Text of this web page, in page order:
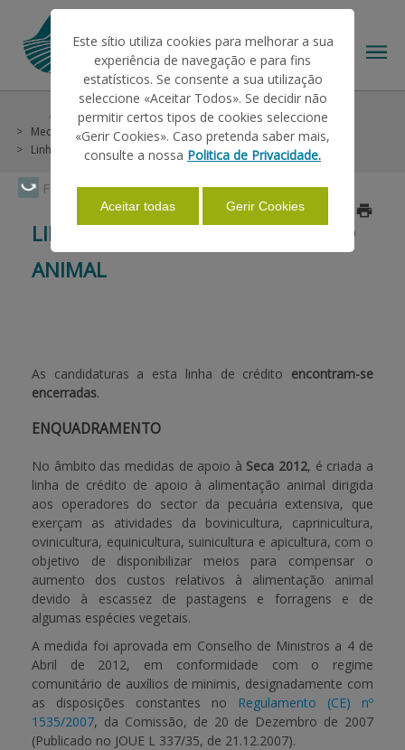
Faça Swipe para ver o menu
O IFAP
AJUDAS/APOIOS
INFORMAÇÕES
PAGAMENTOS
Entrar / Registar
Ajudas/Apoios Outras Ajudas
Histórico
Medidas Excecionais
SECA 2012
Linha de Crédito Alimentação Animal
LINHA DE CRÉDITO ALIMENTAÇÃO
ANIMAL
Atualizado a 2017/03/03
As candidaturas a esta linha de crédito encontram-se
encerradas.
ENQUADRAMENTO
No âmbito das medidas de apoio à Seca 2012, é criada a
linha de crédito de apoio à alimentação animal dirigida
aos operadores do sector da pecuária extensiva, que
exerçam as atividades da bovinicultura, caprinicultura,
ovinicultura, equinicultura, suinicultura e apicultura, com o
objetivo de disponibilizar meios para compensar o
aumento dos custos relativos à alimentação animal
devido à escassez de pastagens e forragens e de
algumas espécies vegetais.
A medida foi aprovada em Conselho de Ministros a 4 de
Abril de 2012, em conformidade com o regime
comunitário de auxílios de minimis, designadamente com
as disposições constantes no
Regulamento (CE) nº
1535/2007, da Comissão, de 20 de Dezembro de 2007
(Publicado no JOUE L 337/35, de 21.12.2007).
Este sítio utiliza cookies para melhorar a sua
experiência de navegação e para fins
estatísticos. Se consente a sua utilização
seleccione «Aceitar Todos». Se decidir não
permitir certos tipos de cookies seleccione
«Gerir Cookies». Caso pretenda saber mais,
consulte a nossa Politica de Privacidade.
Aceitar todas Gerir Cookies